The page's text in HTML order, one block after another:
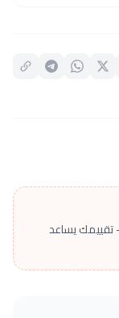
تقييمك يساعد